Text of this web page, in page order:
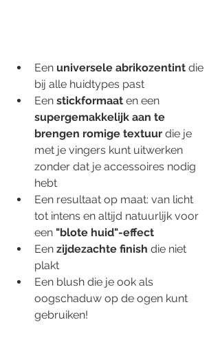
Een universele abrikozentint die
bij alle huidtypes past
Een stickformaat en een
supergemakkelijk aan te
brengen romige textuur die je
met je vingers kunt uitwerken
zonder dat je accessoires nodig
hebt
Een resultaat op maat: van licht
tot intens en altijd natuurlijk voor
een "blote huid"-effect
Een zijdezachte finish die niet
plakt
Een blush die je ook als
oogschaduw op de ogen kunt
gebruiken!